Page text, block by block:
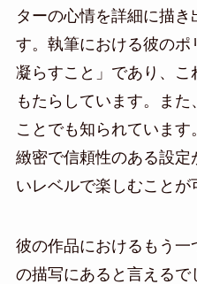
ターの心情を詳細に描き
す。執筆における彼のポ
凝らすこと」であり、こ
もたらしています。ま
ことでも知られていま
緻密で信頼性のある設
いレベルで楽しむことが
彼の作品におけるもう
の描写にあると言える